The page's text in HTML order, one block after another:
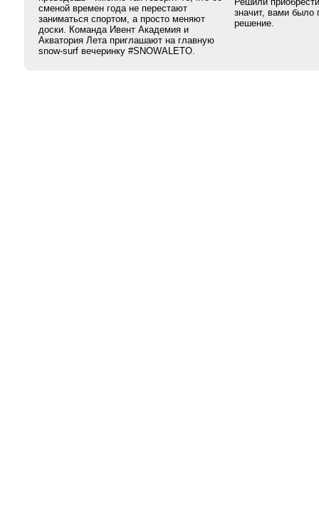
сменой времен года не перестают
заниматься спортом, а просто меняют
доски. Команда Ивент Академия и
Акватория Лета приглашают на главную
snow-surf вечеринку #SNOWALETO.
значит, вами было
решение.